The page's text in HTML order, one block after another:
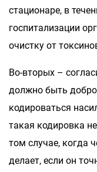
стационаре, в
госпитализации
очистку от
Во-вторых –
должно быть
кодироваться
такая кодировка
том случае, когда
делает, если он